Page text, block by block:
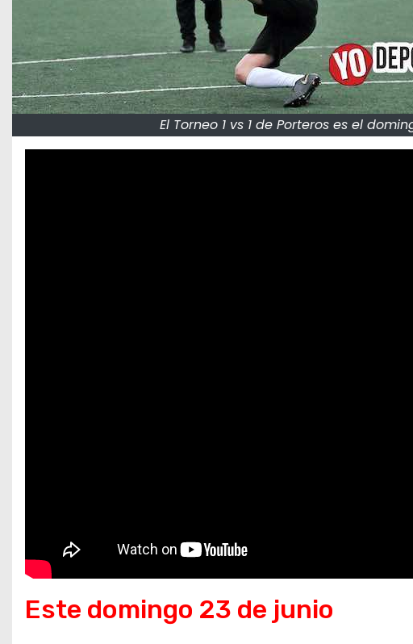
El Torneo 1 vs 1 de Porteros es el
Este domingo 23 de junio